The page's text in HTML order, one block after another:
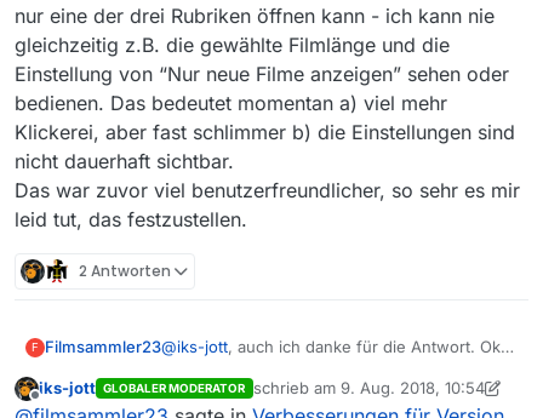
Gruß
nur eine der drei Rubriken öffnen kann - ich kann nie
gleichzeitig z.B. die gewählte Filmlänge und die
Einstellung von “Nur neue Filme anzeigen” sehen oder
bedienen. Das bedeutet momentan a) viel mehr
Klickerei, aber fast schlimmer b) die Einstellungen sind
nicht dauerhaft sichtbar.
Das war zuvor viel benutzerfreundlicher, so sehr es mir
leid tut, das festzustellen.
2 Antworten
F Filmsammler23@iks-jott, auch ich danke für die Antwort. Ok,
schaffe es nicht, das irgendwie links
Auch empfinde ich es als Rückschritt, dass ich
Offline
iks-jott GLOBALER MODERATOR schrieb am 9. Aug. 2018, 10:54
zuletzt editiert von iks-jott8. Sept.